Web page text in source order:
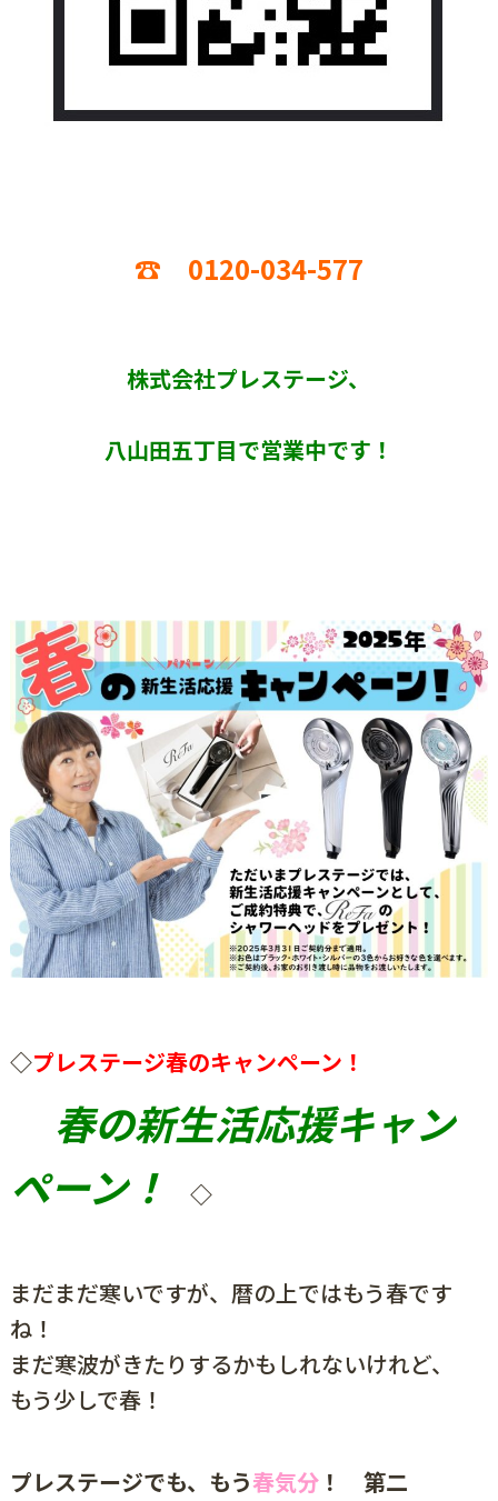
☎ 0120-034-577
株式会社プレステージ、
八山田五丁目で営業中です！
◇プレステージ春のキャンペーン！
春の新生活応援キャン
ペーン！
◇
まだまだ寒いですが、暦の上ではもう春です
ね！
まだ寒波がきたりするかもしれないけれど、
もう少しで春！
プレステージでも、もう春気分！ 第二